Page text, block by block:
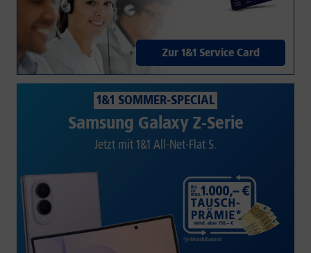
Zur 1&1 Service Card
1&1 SOMMER-SPECIAL
Samsung Galaxy Z-Serie
Jetzt mit 1&1 All-Net-Flat S.